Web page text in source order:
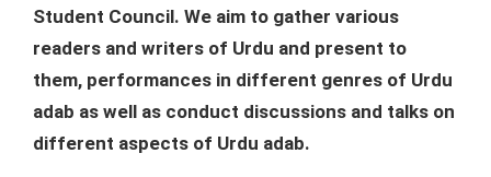
Student Council. We aim to gather various
readers and writers of Urdu and present to
them, performances in different genres of Urdu
adab as well as conduct discussions and talks on
different aspects of Urdu adab.